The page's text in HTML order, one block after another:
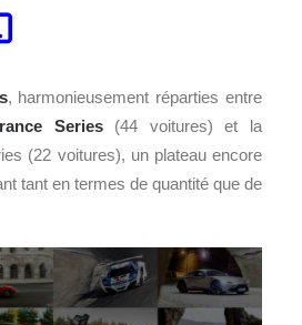
vient de publier la liste des
GT Series
, harmonieusement réparties entre
Series(44 voitures) et la
(22 voitures), un plateau encore
tant en termes de quantité que de